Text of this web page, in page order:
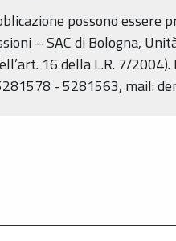
possono
– SAC di Bologna,
16 della L.R. 7/
- 5281563, mail: